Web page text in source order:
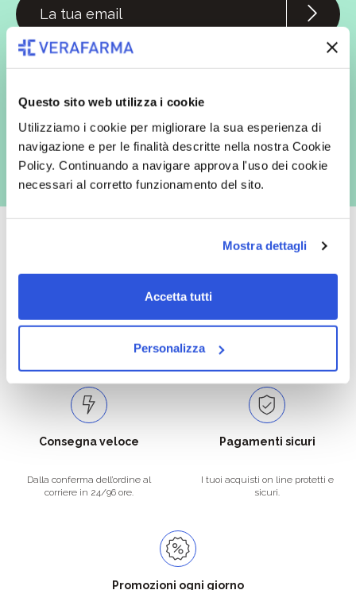
Questo sito web utilizza i cookie
Utilizziamo i cookie per migliorare la sua esperienza di
navigazione e per le finalità descritte nella nostra Cookie
Policy. Continuando a navigare approva l'uso dei cookie
necessari al corretto funzionamento del sito.
Mostra dettagli
Accetta tutti
Personalizza
In qualità di interessato, avendo letto l’informativa
redatta ai sensi del Regolamento EU 2016/679, acconsento
espressamente al trattamento dei miei dati personali per finalità
marketing (con modalità telematiche - quali ad es. newsletter ed e-mail
con inviti e comunicazioni commerciali - e modalità tradizionali, quali ad
es. posta cartacea)
Catalogo prodotti ampio e completo
Con un acquisto minimo di 29.90 €
Spedizioni in tutta Europa a 20€.
Consegna veloce
Dalla conferma dell’ordine al
corriere in 24/96 ore.
Pagamenti sicuri
I tuoi acquisti on line protetti e
sicuri.
Promozioni ogni giorno